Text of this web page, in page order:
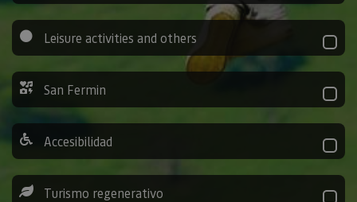
Leisure activities and others
San Fermin
Accesibilidad
Turismo regenerativo